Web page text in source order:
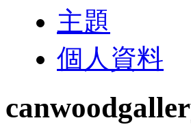
主題
個人資料